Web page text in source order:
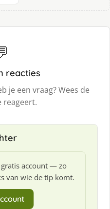
reacties
je een vraag? Wees de
reageert.
gratis account — zo
van wie de tip komt.